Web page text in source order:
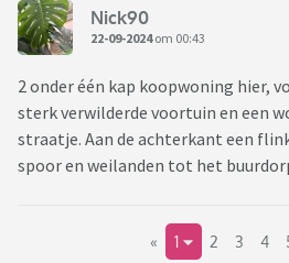
Nick90
22-09-2024om 00:43
2 onder één kap koopwoning hier,
sterk verwilderde voortuin en een
straatje. Aan de achterkant een
spoor en weilanden tot het
« 1 2 3 4